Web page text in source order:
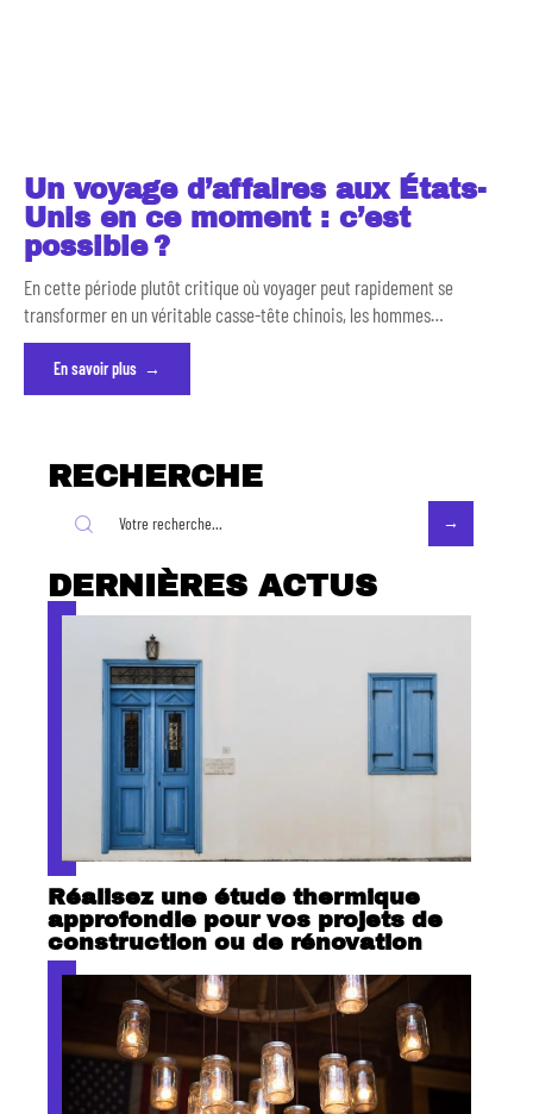
Un voyage d’affaires aux États-
Unis en ce moment : c’est
possible ?
En cette période plutôt critique où voyager peut rapidement se
transformer en un véritable casse-tête chinois, les hommes…
En savoir plus
RECHERCHE
DERNIÈRES ACTUS
Réalisez une étude thermique
approfondie pour vos projets de
construction ou de rénovation